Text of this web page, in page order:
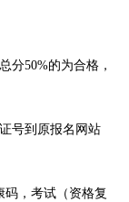
分50%的为合格，
号到原报名网站
码，考试（资格复